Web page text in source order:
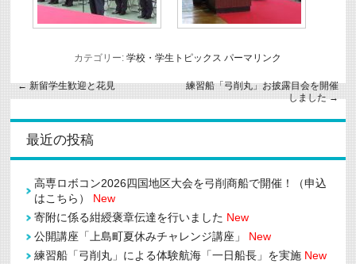
カテゴリー:学校・学生トピックス パーマリンク
←新留学生歓迎と花見
練習船「弓削丸」お披露目会を開催
しました→
最近の投稿
高専ロボコン2026四国地区大会を弓削商船で開催！（申込
はこちら） New
寄附に係る紺綬褒章伝達を行いました New
公開講座「上島町夏休みチャレンジ講座」
New
練習船「弓削丸」による体験航海「一日船長」を実施 New